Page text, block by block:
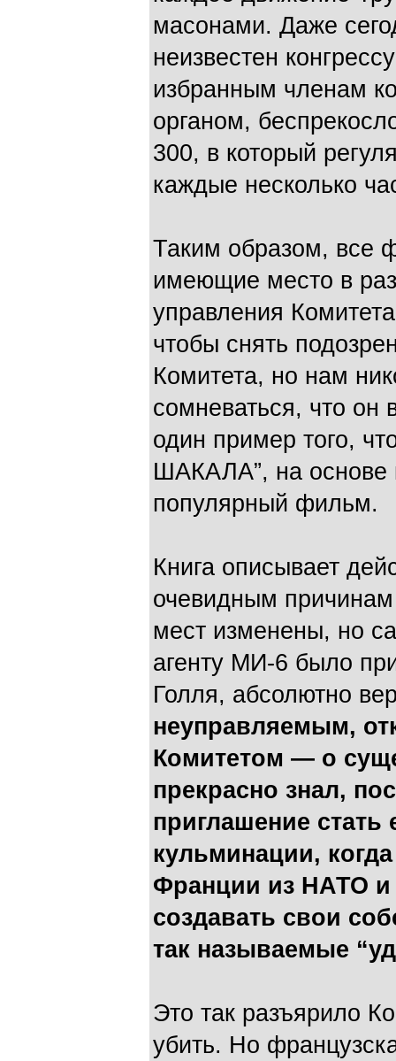
масонами. Даже
неизвестен
избранным членам
органом,
300, в который
каждые несколько
Таким образом, все
имеющие место в
управления
чтобы снять
Комитета, но нам
сомневаться, что он
один пример того,
ШАКАЛА”, на основе
популярный фильм.
Книга описывает
очевидным
мест изменены, но
агенту МИ-6 было
Голля, абсолютно
неуправляемым,
Комитетом — о
прекрасно знал,
приглашение стать
кульминации,
Франции из НАТО и
создавать свои
так называемые
Это так разъярило
убить. Но